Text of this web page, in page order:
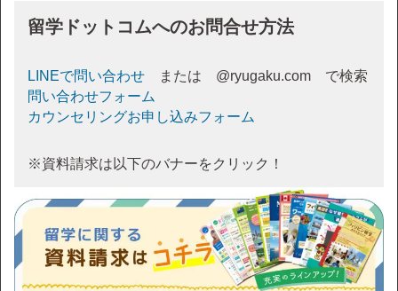
留学ドットコムへのお問合せ方法
LINEで問い合わせ または @ryugaku.com で検索
問い合わせフォーム
カウンセリングお申し込みフォーム
※資料請求は以下のバナーをクリック！